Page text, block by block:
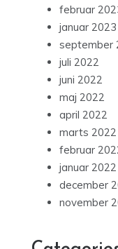
februar
januar 2023
september
juli 2022
juni 2022
maj 2022
april 2022
marts 2022
februar
januar 2022
december
november